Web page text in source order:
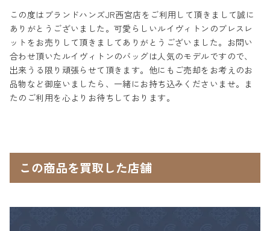
この度はブランドハンズJR西宮店をご利用して頂きまして誠に
ありがとうございました。可愛らしいルイヴィトンのブレスレ
ットをお売りして頂きましてありがとうございました。お問い
合わせ頂いたルイヴィトンのバッグは人気のモデルですので、
出来うる限り頑張らせて頂きます。他にもご売却をお考えのお
品物など御座いましたら、一緒にお持ち込みくださいませ。ま
たのご利用を心よりお待ちしております。
この商品を買取した店舗